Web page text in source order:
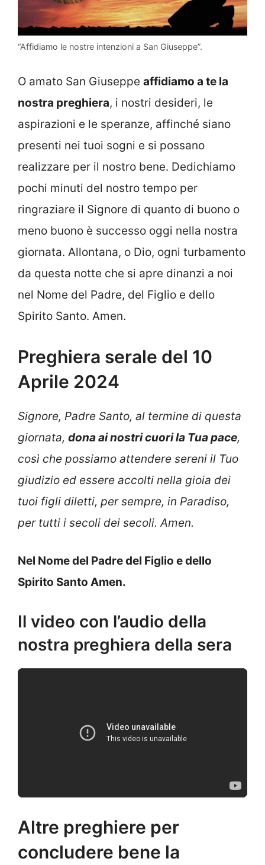
“Affidiamo le nostre intenzioni a San Giuseppe”.
O amato San Giuseppe affidiamo a te la
nostra preghiera, i nostri desideri, le
aspirazioni e le speranze, affinché siano
presenti nei tuoi sogni e si possano
realizzare per il nostro bene. Dedichiamo
pochi minuti del nostro tempo per
ringraziare il Signore di quanto di buono o
meno buono è successo oggi nella nostra
giornata. Allontana, o Dio, ogni turbamento
da questa notte che si apre dinanzi a noi
nel Nome del Padre, del Figlio e dello
Spirito Santo. Amen.
Preghiera serale del 10
Aprile 2024
Signore, Padre Santo, al termine di questa
giornata, dona ai nostri cuori la Tua pace,
così che possiamo attendere sereni il Tuo
giudizio ed essere accolti nella gioia dei
tuoi figli diletti, per sempre, in Paradiso,
per tutti i secoli dei secoli. Amen.
Nel Nome del Padre del Figlio e dello
Spirito Santo Amen.
Il video con l’audio della
nostra preghiera della sera
Altre preghiere per
concludere bene la